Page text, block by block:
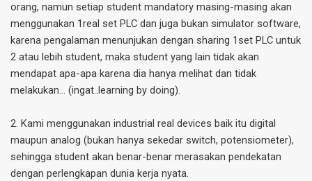
orang, namun setiap student mandatory masing-masing akan
menggunakan 1real set PLC dan juga bukan simulator software,
karena pengalaman menunjukan dengan sharing 1set PLC untuk
2 atau lebih student, maka student yang lain tidak akan
mendapat apa-apa karena dia hanya melihat dan tidak
melakukan… (ingat..learning by doing).
2. Kami menggunakan industrial real devices baik itu digital
maupun analog (bukan hanya sekedar switch, potensiometer),
sehingga student akan benar-benar merasakan pendekatan
dengan perlengkapan dunia kerja nyata.